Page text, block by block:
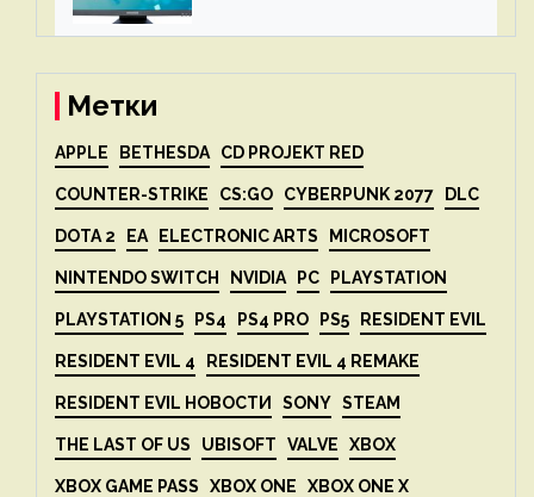
Метки
APPLE BETHESDA CD PROJEKT RED
COUNTER-STRIKE CS:GO CYBERPUNK 2077 DLC
DOTA 2 EA ELECTRONIC ARTS MICROSOFT
NINTENDO SWITCH NVIDIA PC PLAYSTATION
PLAYSTATION 5 PS4 PS4 PRO PS5 RESIDENT EVIL
RESIDENT EVIL 4 RESIDENT EVIL 4 REMAKE
RESIDENT EVIL НОВОСТИ SONY STEAM
THE LAST OF US UBISOFT VALVE XBOX
XBOX GAME PASS XBOX ONE XBOX ONE X